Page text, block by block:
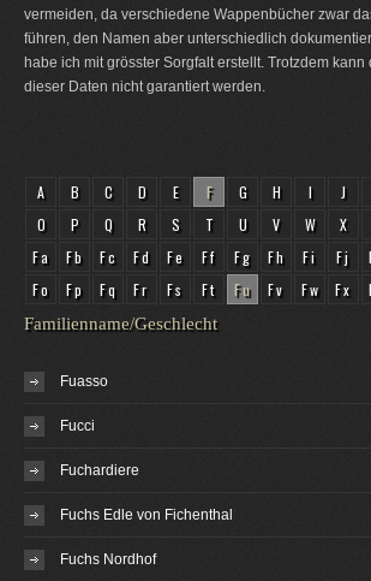
vermeiden, da verschiedene Wappenbücher zwar
führen, den Namen aber unterschiedlich
habe ich mit grösster Sorgfalt erstellt. Trotzdem
dieser Daten nicht garantiert werden.
A B C D E F G H I J
O
P Q R S T U V W X
Fa
Fb Fc Fd Fe Ff Fg Fh Fi Fj
Fo
Fp Fq Fr Fs Ft Fu Fv Fw Fx
Familienname/Geschlecht
Fuasso
Fucci
Fuchardiere
Fuchs Edle von Fichenthal
Fuchs Nordhof